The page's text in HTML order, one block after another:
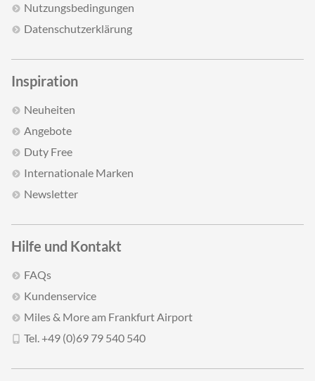
Nutzungsbedingungen
Datenschutzerklärung
Inspiration
Neuheiten
Angebote
Duty Free
Internationale Marken
Newsletter
Hilfe und Kontakt
FAQs
Kundenservice
Miles & More am Frankfurt Airport
Tel. +49 (0)69 79 540 540